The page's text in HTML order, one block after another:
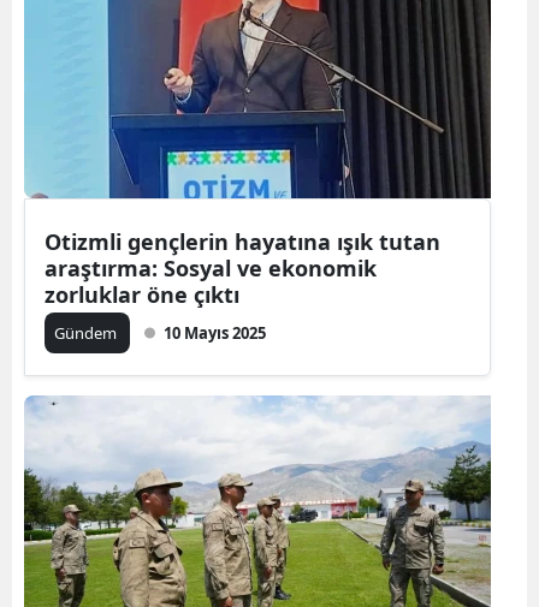
Otizmli gençlerin hayatına ışık tutan
araştırma: Sosyal ve ekonomik
zorluklar öne çıktı
Gündem 10 Mayıs 2025